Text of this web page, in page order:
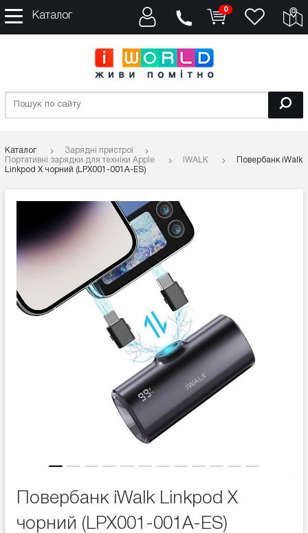
Каталог
0
Каталог
Зарядні пристрої
Портативні зарядки для техніки Apple
IWALK
Повербанк iWalk
Linkpod X чорний (LPX001-001A-ES)
Повербанк iWalk Linkpod X
чорний (LPX001-001A-ES)